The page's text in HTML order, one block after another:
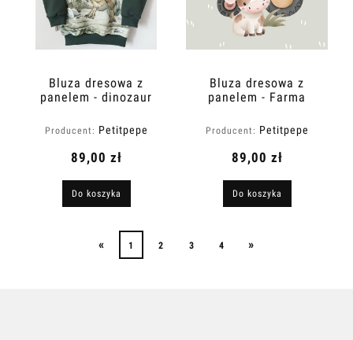
Bluza dresowa z
panelem - dinozaur
Producent: Petitpepe
89,00 zł
Do koszyka
Bluza dresowa z
panelem - Farma
Producent: Petitpepe
89,00 zł
Do koszyka
« 1 2 3 4 »